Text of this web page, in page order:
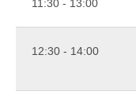
11:30 - 13:00
12:30 - 14:00